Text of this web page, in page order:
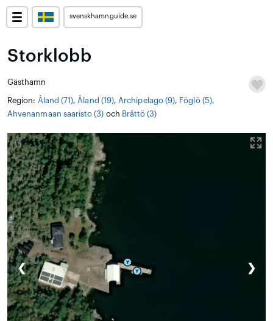
svenskhamnguide.se
Storklobb
Gästhamn
Region: Åland (71), Åland (19), Archipelago (9), Föglö (5),
Ahvenanmaan saaristo (3) och Bråttö (3)
❮ ❯